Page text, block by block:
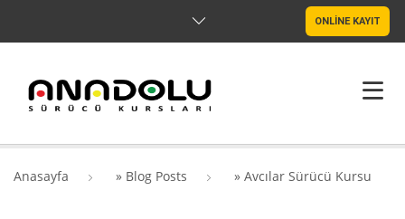
ONLİNE KAYIT
Anasayfa » Blog Posts » Avcılar Sürücü Kursu